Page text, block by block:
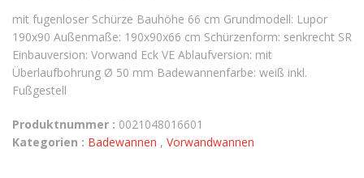
mit fugenloser Schürze Bauhöhe 66 cm Grundmodell: Lupor
190x90 Außenmaße: 190x90x66 cm Schürzenform: senkrecht SR
Einbauversion: Vorwand Eck VE Ablaufversion: mit
Überlaufbohrung Ø 50 mm Badewannenfarbe: weiß inkl.
Fußgestell
Produktnummer : 0021048016601
Kategorien : Badewannen , Vorwandwannen